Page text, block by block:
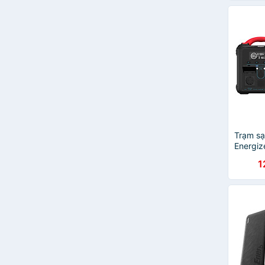
Trạm
Đình
Lịch/
hãng